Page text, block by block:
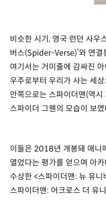
비슷한 시기, 영국 런던 사우
버스(Spider-Verse)’와 연결
여기서는 거미줄에 감싸진
우주로부터 우리가 사는 세
안쪽으로는 스파이더맨(역
스파이더 그웬의 모습이 보였
이들은 2018년 개봉돼 애니
열었다는 평가를 얻으며 아
수상한 <스파이더맨: 뉴 유니
스파이더맨: 어크로스 더 유